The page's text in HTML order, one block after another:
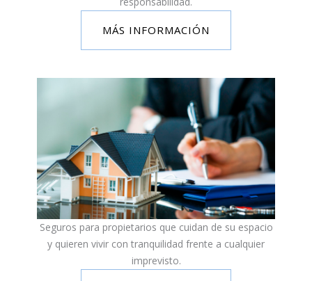
MÁS INFORMACIÓN
Seguros para propietarios que cuidan de su espacio
y quieren vivir con tranquilidad frente a cualquier
imprevisto.